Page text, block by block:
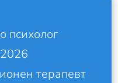
психолог
терапевт